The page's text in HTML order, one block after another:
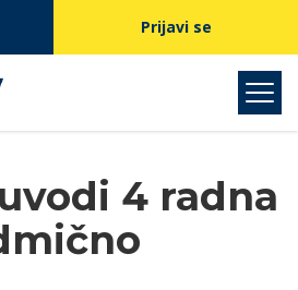
Prijavi se
4 radna